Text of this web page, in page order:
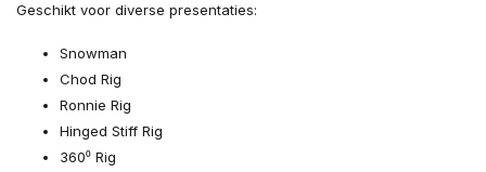
Geschikt voor diverse presentaties:
Snowman
Chod Rig
Ronnie Rig
Hinged Stiff Rig
360⁰ Rig